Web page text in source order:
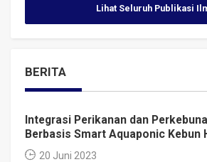
Lihat Seluruh Publikasi
BERITA
Integrasi Perikanan dan
Berbasis Smart Aquaponic Kebun
20 Juni 2023